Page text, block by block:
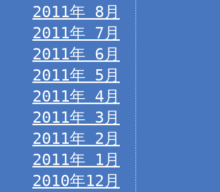
2011年 8月
2011年 7月
2011年 6月
2011年 5月
2011年 4月
2011年 3月
2011年 2月
2011年 1月
2010年12月